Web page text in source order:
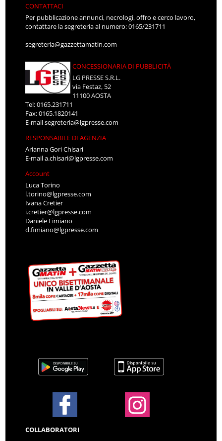
CONTATTACI
Per pubblicazione annunci, necrologi, offro e cerco lavoro,
contattare la segreteria al numero: 0165/231711
segreteria@gazzettamatin.com
CONCESSIONARIA DI PUBBLICITÀ
LG PRESSE S.R.L.
via Festaz, 52
11100 AOSTA
Tel: 0165.231711
Fax: 0165.1820141
E-mailsegreteria@lgpresse.com
RESPONSABILE DI AGENZIA
Arianna Gori Chisari
E-maila.chisari@lgpresse.com
Account
Luca Torino
l.torino@lgpresse.com
Ivana Cretier
i.cretier@lgpresse.com
Daniele Fimiano
d.fimiano@lgpresse.com
COLLABORATORI